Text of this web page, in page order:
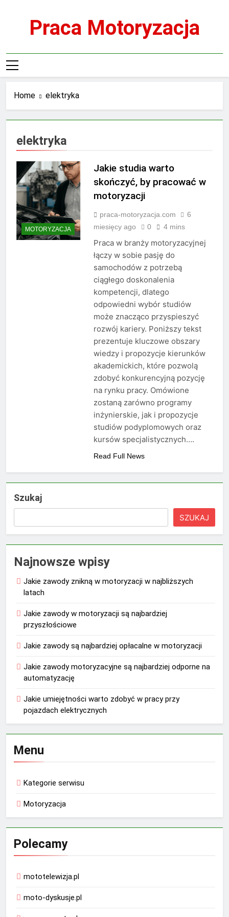
Praca Motoryzacja
Home elektryka
elektryka
MOTORYZACJA
Jakie studia warto
skończyć, by pracować w
motoryzacji
praca-motoryzacja.com
6
miesięcy ago
0 4 mins
Praca w branży motoryzacyjnej
łączy w sobie pasję do
samochodów z potrzebą
ciągłego doskonalenia
kompetencji, dlatego
odpowiedni wybór studiów
może znacząco przyspieszyć
rozwój kariery. Poniższy tekst
prezentuje kluczowe obszary
wiedzy i propozycje kierunków
akademickich, które pozwolą
zdobyć konkurencyjną pozycję
na rynku pracy. Omówione
zostaną zarówno programy
inżynierskie, jak i propozycje
studiów podyplomowych oraz
kursów specjalistycznych….
Read Full News
Szukaj
SZUKAJ
Najnowsze wpisy
Jakie zawody znikną w motoryzacji w najbliższych
latach
Jakie zawody w motoryzacji są najbardziej
przyszłościowe
Jakie zawody są najbardziej opłacalne w motoryzacji
Jakie zawody motoryzacyjne są najbardziej odporne na
automatyzację
Jakie umiejętności warto zdobyć w pracy przy
pojazdach elektrycznych
Menu
Kategorie serwisu
Motoryzacja
Polecamy
mototelewizja.pl
moto-dyskusje.pl